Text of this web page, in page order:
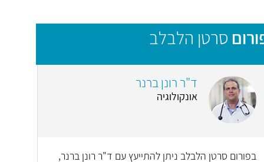
סרטן הלבלב
ד"ר רונן ברנר
אונקולוגיה
בפורום סרטן הלבלב ניתן להתייעץ עם ד"ר רונן ברנר,